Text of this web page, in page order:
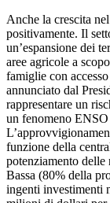
Anche la crescita
positivamente. Il
un’espansione dei
aree agricole a
famiglie con
annunciato dal
rappresentare un
un fenomeno
funzione della
potenziamento delle
Bassa (80% della
ingenti investimenti